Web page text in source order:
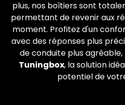
plus, nos boîtiers sont
permettant de revenir aux
moment. Profitez d'un
avec des réponses plus
de conduite plus agréable,
Tuningbox, la solution
potentiel de